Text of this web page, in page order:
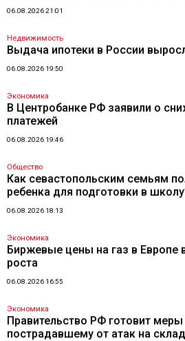
06.08.2026 21:01
Недвижимость
Выдача ипотеки в России
06.08.2026 19:50
Экономика
В Центробанке РФ заявили о
платежей
06.08.2026 19:46
Общество
Как севастопольским семьям
ребенка для подготовки в
06.08.2026 18:13
Экономика
Биржевые цены на газ в Европе
роста
06.08.2026 16:55
Экономика
Правительство РФ готовит
пострадавшему от атак на